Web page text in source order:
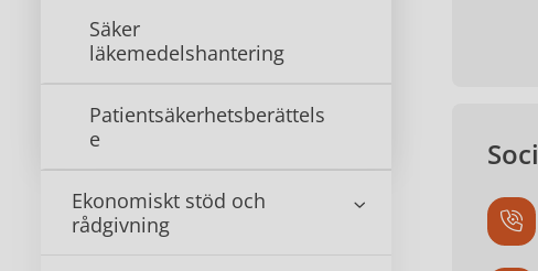
Säker
läkemedelshantering
Patientsäkerhetsberättels
e
Ekonomiskt stöd och
rådgivning